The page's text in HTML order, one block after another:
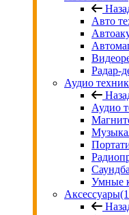
Авто
Радар-
Аудио
Аудио
Умные
Аксессуары